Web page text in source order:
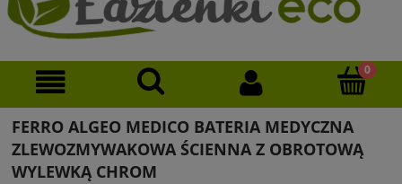
FERRO ALGEO MEDICO BATERIA MEDYCZNA
ZLEWOZMYWAKOWA ŚCIENNA Z OBROTOWĄ
WYLEWKĄ CHROM